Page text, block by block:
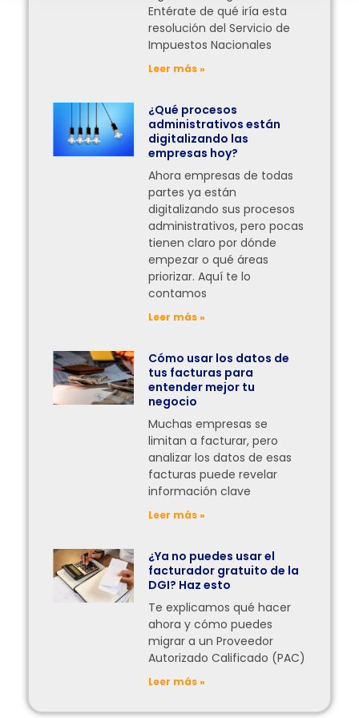
Entérate de qué iría esta
resolución del Servicio de
Impuestos Nacionales
Leer más »
¿Qué procesos
administrativos están
digitalizando las
empresas hoy?
Ahora empresas de todas
partes ya están
digitalizando sus procesos
administrativos, pero pocas
tienen claro por dónde
empezar o qué áreas
priorizar. Aquí te lo
contamos
Leer más »
Cómo usar los datos de
tus facturas para
entender mejor tu
negocio
Muchas empresas se
limitan a facturar, pero
analizar los datos de esas
facturas puede revelar
información clave
Leer más »
¿Ya no puedes usar el
facturador gratuito de la
DGI? Haz esto
Te explicamos qué hacer
ahora y cómo puedes
migrar a un Proveedor
Autorizado Calificado (PAC)
Leer más »